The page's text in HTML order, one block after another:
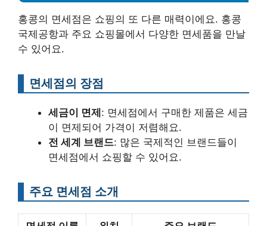
홍콩의 면세점은 쇼핑의 또 다른 매력이에요. 홍콩
국제공항과 주요 쇼핑몰에서 다양한 면세품을 만날
수 있어요.
면세점의 장점
세금이 면제 : 면세점에서 구매한 제품은 세금
이 면제되어 가격이 저렴해요.
전 세계 브랜드: 많은 국제적인 브랜드들이
면세점에서 쇼핑할 수 있어요.
주요 면세점 소개